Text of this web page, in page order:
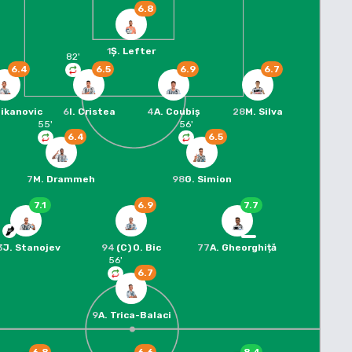
6.8
1Ș. Lefter
6.4
6.5
82'
6I. Cristea
6.9
4A. Coubiș
6.7
28M. Silva
6.4
55'
7M. Drammeh
6.5
56'
98G. Simion
7.1
J. Stanojev
6.9
94 (C) O. Bic
7.7
77A. Gheorghiță
6.7
56'
9A. Trica-Balaci